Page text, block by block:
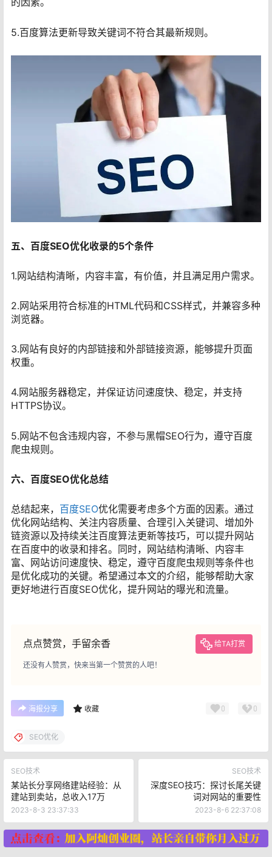
5.百度算法更新导致关键词不符合其最新规则。
五、百度SEO优化收录的5个条件
1.网站结构清晰，内容丰富，有价值，并且满足用户需求。
2.网站采用符合标准的HTML代码和CSS样式，并兼容多种
浏览器。
3.网站有良好的内部链接和外部链接资源，能够提升页面
权重。
4.网站服务器稳定，并保证访问速度快、稳定，并支持
HTTPS协议。
5.网站不包含违规内容，不参与黑帽SEO行为，遵守百度
爬虫规则。
六、百度SEO优化总结
总结起来， 百度SEO优化需要考虑多个方面的因素。通过
优化网站结构、关注内容质量、合理引入关键词、增加外
链资源以及持续关注百度算法更新等技巧，可以提升网站
在百度中的收录和排名。同时，网站结构清晰、内容丰
富、网站访问速度快、稳定，遵守百度爬虫规则等条件也
是优化成功的关键。希望通过本文的介绍，能够帮助大家
更好地进行百度SEO优化，提升网站的曝光和流量。
点点赞赏，手留余香 给TA打赏
还没有人赞赏，快来当第一个赞赏的人吧！
海报分享 收藏 0 0
SEO优化
SEO技术
某站长分享网络建站经验：从
建站到卖站，总收入17万
2023-8-3 23:37:33
SEO技术
深度SEO技巧：探讨长尾关键
词对网站的重要性
2023-8-6 22:37:08